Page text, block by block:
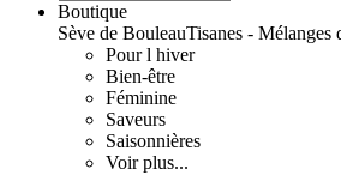
Boutique
Sève de BouleauTisanes - Mélanges
Pour l hiver
Bien-être
Féminine
Saveurs
Saisonnières
Voir plus...